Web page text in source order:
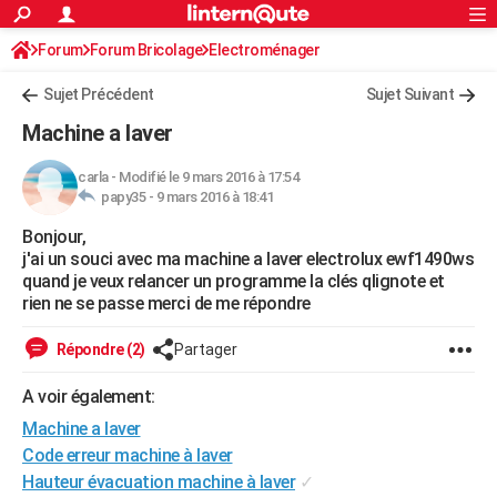
ACTUALITÉS
Politique
Société
Faits Divers
Education
Monde
Villes
+
FINANCE
Retraite
Impôts
Epargne
Immobilier
Risques naturels par ville
Banque
Assurance
Crédit
AUTO
Essais
Réserver un essai
Citadines
Berlines
SUV
Forum auto
+HIGH-TECH
Mobiles
Meilleur smartphone
Internet
Ordinateurs
Jeux vidéo
Guide high-tech
+BRICOLAGE
Forum
Aménagement intérieur
Extérieur
Cuisine
Salle de bains
Jardinage
Rangement
WEEK-END
LIFESTYLE
Art de vivre
Bien-être
Loisirs
Mode
Modes de vie
SANTE
Alimentation
Guide de la santé
Maladies
Médicaments
Sommeil
VOYAGE
S'inscrire
Connexion
Forum Forum Bricolage Electroménager
Sujet Précédent Sujet Suivant
Machine a laver
carla- Modifié le 9 mars 2016 à 17:54
papy35 - 9 mars 2016 à 18:41
Bonjour,
j'ai un souci avec ma machine a laver electrolux ewf1490ws
quand je veux relancer un programme la clés qlignote et
rien ne se passe merci de me répondre
Répondre (2) Partager
A voir également:
Machine a laver
Code erreur machine à laver
Hauteur évacuation machine à laver ✓